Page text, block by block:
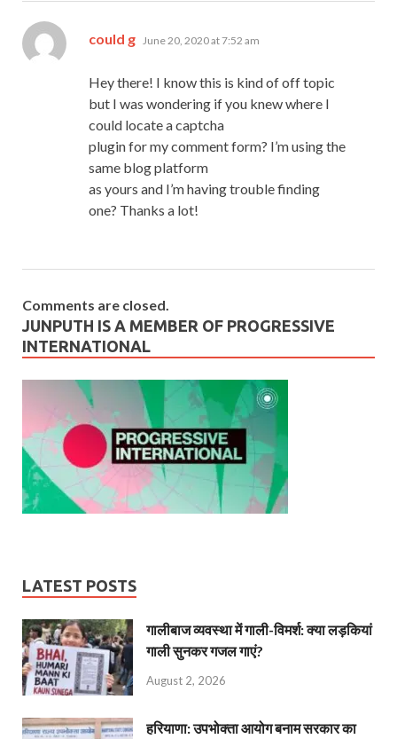
could g says:
June 20, 2020 at 7:52 am
Hey there! I know this is kind of off topic
but I was wondering if you knew where I
could locate a captcha
plugin for my comment form? I’m using the
same blog platform
as yours and I’m having trouble finding
one? Thanks a lot!
Comments are closed.
JUNPUTH IS A MEMBER OF PROGRESSIVE
INTERNATIONAL
LATEST POSTS
गालीबाज व्‍यवस्‍था में गाली-विमर्श: क्या लड़कियां
गाली सुनकर गजल गाएं?
August 2, 2026
हरियाणा: उपभोक्ता आयोग बनाम सरकार का